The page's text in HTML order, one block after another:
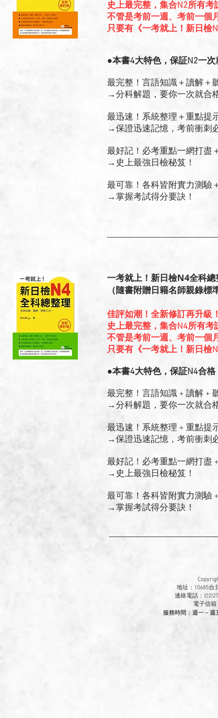
史上最完整，集合N2所有考
不管是考前一週、考前一個
只要有《一考就上！新日檢
●本書4大特色，保証N2一
最完整！言語知識＋讀解＋
→分科解題，要你一次就合
最迅速！系統整理＋重點提
→保證迅速記憶，考前衝刺
最好記！必考重點一網打盡
→史上最強日檢秘笈！
最可靠！各科皆附實力測驗
→掌握考試得分要訣！
一考就上！新日檢N4全科
（隨書附贈日籍名師親錄
佳評如潮！全新修訂再升級
史上最完整，集合N4所有考
不管是考前一週、考前一個
只要有《一考就上！新日檢
●本書4大特色，保証N4合格
最完整！言語知識 + 讀解 +
→分科解題，要你一次就合
最迅速！系統整理 + 重點提
→保證迅速記憶，考前衝刺
最好記！必考重點一網打盡
→史上最強日檢秘笈！
最可靠！各科皆附實力測驗
→掌握考試得分要訣！
地址：10685台
連絡電話：
電子信箱
服務時間：週一－